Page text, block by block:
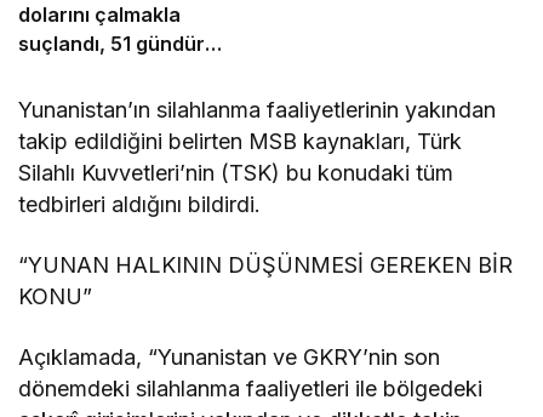
dolarını çalmakla
suçlandı, 51 gündür
çıktı
Yunanistan’ın silahlanma faaliyetlerinin yakından
takip edildiğini belirten MSB kaynakları, Türk
Silahlı Kuvvetleri’nin (TSK) bu konudaki tüm
tedbirleri aldığını bildirdi.
“YUNAN HALKININ DÜŞÜNMESİ GEREKEN BİR
KONU”
Açıklamada, “Yunanistan ve GKRY’nin son
dönemdeki silahlanma faaliyetleri ile bölgedeki